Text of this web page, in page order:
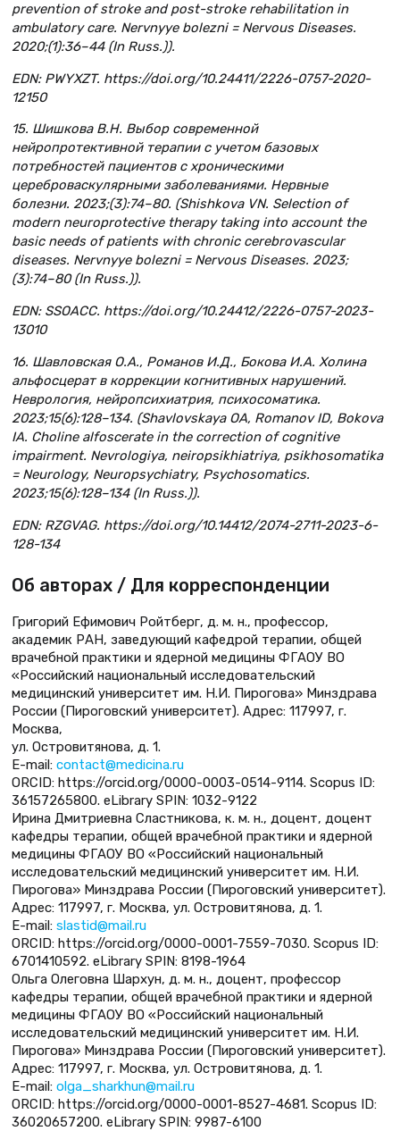
prevention of stroke and post-stroke rehabilitation in
ambulatory care. Nervnyye bolezni = Nervous Diseases.
2020;(1):36–44 (In Russ.)).
EDN: PWYXZT. https://doi.org/10.24411/2226-0757-2020-
12150
15. Шишкова В.Н. Выбор современной
нейропротективной терапии с учетом базовых
потребностей пациентов с хроническими
цереброваскулярными заболеваниями. Нервные
болезни. 2023;(3):74–80. (Shishkova VN. Selection of
modern neuroprotective therapy taking into account the
basic needs of patients with chronic cerebrovascular
diseases. Nervnyye bolezni = Nervous Diseases. 2023;
(3):74–80 (In Russ.)).
EDN: SSOACC. https://doi.org/10.24412/2226-0757-2023-
13010
16. Шавловская О.А., Романов И.Д., Бокова И.А. Холина
альфосцерат в коррекции когнитивных нарушений.
Неврология, нейропсихиатрия, психосоматика.
2023;15(6):128–134. (Shavlovskaya OA, Romanov ID, Bokova
IA. Choline alfoscerate in the correction of cognitive
impairment. Nevrologiya, neiropsikhiatriya, psikhosomatika
= Neurology, Neuropsychiatry, Psychosomatics.
2023;15(6):128–134 (In Russ.)).
EDN: RZGVAG. https://doi.org/10.14412/2074-2711-2023-6-
128-134
Об авторах / Для корреспонденции
Григорий Ефимович Ройтберг, д. м. н., профессор,
академик РАН, заведующий кафедрой терапии, общей
врачебной практики и ядерной медицины ФГАОУ ВО
«Российский национальный исследовательский
медицинский университет им. Н.И. Пирогова» Минздрава
России (Пироговский университет). Адрес: 117997, г.
Москва,
ул. Островитянова, д. 1.
Е-mail: contact@medicina.ru
ORCID: https://orcid.org/0000-0003-0514-9114. Scopus ID:
36157265800. eLibrary SPIN: 1032-9122
Ирина Дмитриевна Сластникова, к. м. н., доцент, доцент
кафедры терапии, общей врачебной практики и ядерной
медицины ФГАОУ ВО «Российский национальный
исследовательский медицинский университет им. Н.И.
Пирогова» Минздрава России (Пироговский университет).
Адрес: 117997, г. Москва, ул. Островитянова, д. 1.
Е-mail: slastid@mail.ru
ORCID: https://orcid.org/0000-0001-7559-7030. Scopus ID:
6701410592. eLibrary SPIN: 8198-1964
Ольга Олеговна Шархун, д. м. н., доцент, профессор
кафедры терапии, общей врачебной практики и ядерной
медицины ФГАОУ ВО «Российский национальный
исследовательский медицинский университет им. Н.И.
Пирогова» Минздрава России (Пироговский университет).
Адрес: 117997, г. Москва, ул. Островитянова, д. 1.
Е-mail: olga_sharkhun@mail.ru
ORCID: https://orcid.org/0000-0001-8527-4681. Scopus ID:
36020657200. eLibrary SPIN: 9987-6100